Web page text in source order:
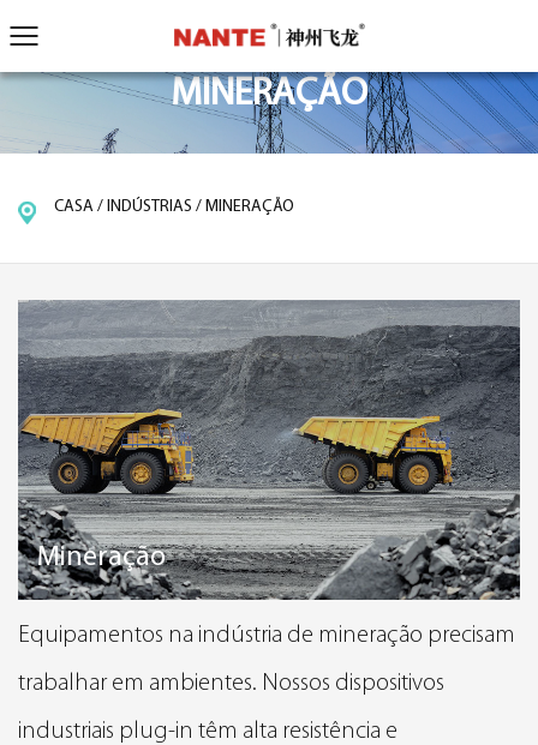
MINERAÇÃO
CASA / INDÚSTRIAS / MINERAÇÃO
Mineração
Equipamentos na indústria de mineração precisam
trabalhar em ambientes. Nossos dispositivos
industriais plug-in têm alta resistência e